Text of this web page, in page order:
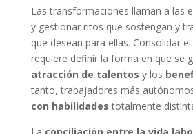
Las transformaciones llaman a las
y gestionar ritos que sostengan y
que desean para ellas. Consolidar
requiere definir la forma en que se
atracción de talentos y los
tanto, trabajadores más
con habilidades totalmente